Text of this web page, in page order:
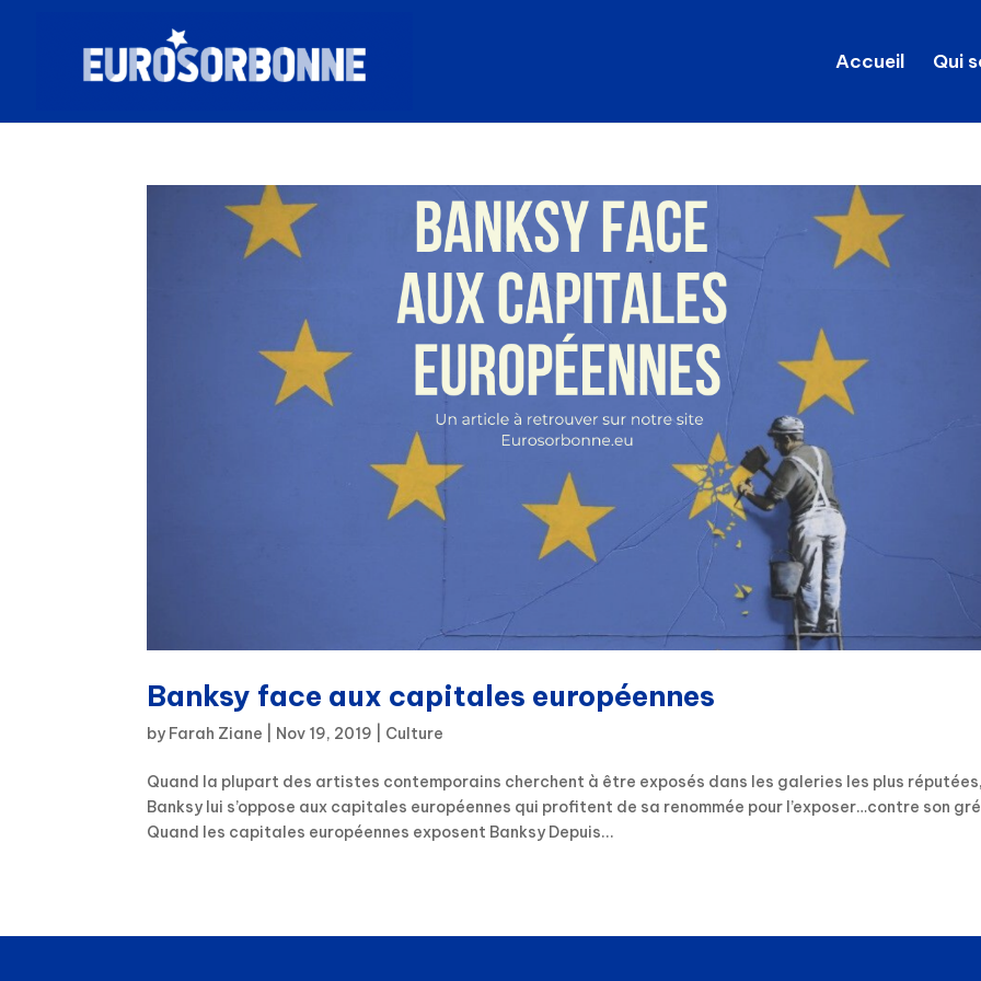
Accueil Qui
Banksy face aux capitales européennes
by Farah Ziane Nov 19, 2019 Culture
Quand la plupart des artistes contemporains cherchent à être exposés dans les galeries les plus
Banksy lui s’oppose aux capitales européennes qui profitent de sa renommée pour l’exposer…contre son
Quand les capitales européennes exposent Banksy Depuis...